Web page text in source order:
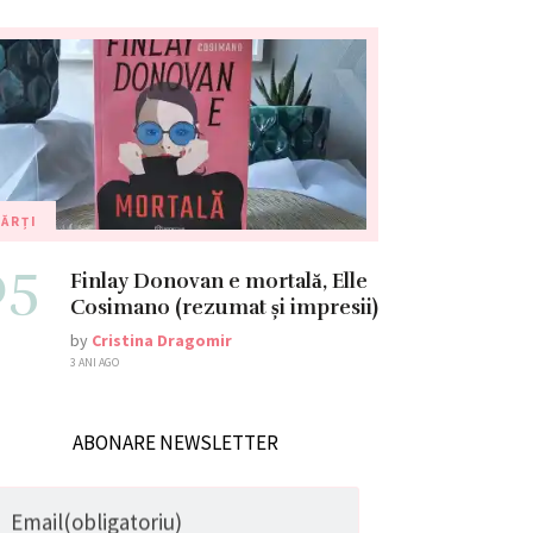
Finlay Donovan e mortală, Elle
Cosimano (rezumat și impresii)
by Cristina Dragomir
3 ANI AGO
ABONARE NEWSLETTER
Email(obligatoriu)